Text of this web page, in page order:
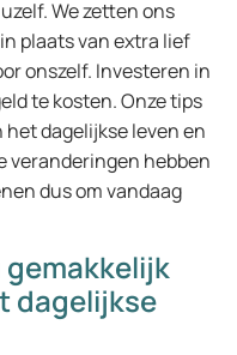
We zetten ons
plaats van extra lief
onszelf. Investeren in
te kosten. Onze tips
dagelijkse leven en
veranderingen hebben
dus om vandaag
dagelijkse